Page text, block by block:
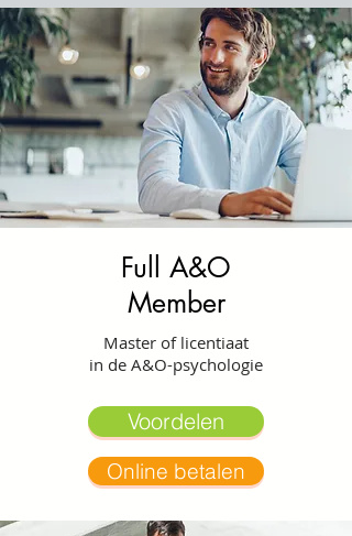
Full A&O
Member
Master of licentiaat
in de A&O-psychologie
Voordelen
Online betalen